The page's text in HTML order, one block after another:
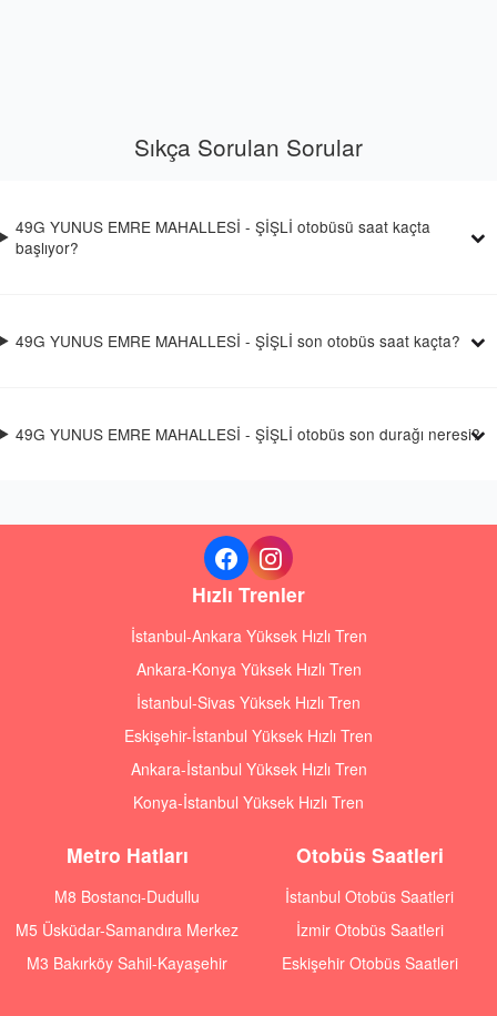
Sıkça Sorulan Sorular
49G YUNUS EMRE MAHALLESİ - ŞİŞLİ otobüsü saat kaçta
başlıyor?
49G YUNUS EMRE MAHALLESİ - ŞİŞLİ son otobüs saat kaçta?
49G YUNUS EMRE MAHALLESİ - ŞİŞLİ otobüs son durağı neresi?
Hızlı Trenler
İstanbul-Ankara Yüksek Hızlı Tren
Ankara-Konya Yüksek Hızlı Tren
İstanbul-Sivas Yüksek Hızlı Tren
Eskişehir-İstanbul Yüksek Hızlı Tren
Ankara-İstanbul Yüksek Hızlı Tren
Konya-İstanbul Yüksek Hızlı Tren
Metro Hatları
M8 Bostancı-Dudullu
M5 Üsküdar-Samandıra Merkez
M3 Bakırköy Sahil-Kayaşehir
Otobüs Saatleri
İstanbul Otobüs Saatleri
İzmir Otobüs Saatleri
Eskişehir Otobüs Saatleri